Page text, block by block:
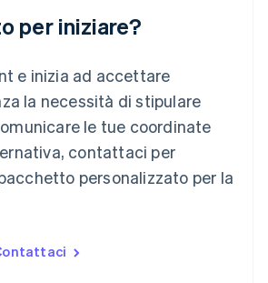
per iniziare?
e inizia ad accettare
la necessità di stipulare
le tue coordinate
contattaci per
personalizzato per la
English